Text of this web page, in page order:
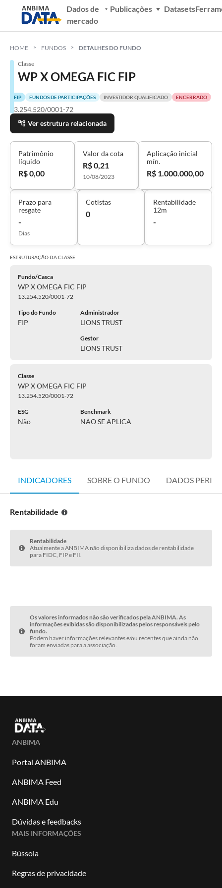
Dados de
mercado
Publicações Datasets
HOME FUNDOS DETALHES DO FUNDO
Classe
WP X OMEGA FIC FIP
FIP FUNDOS DE PARTICIPAÇÕES INVESTIDOR QUALIFICADO ENCERRADO
13.254.520/0001-72
Ver estrutura relacionada
Patrimônio
líquido
R$ 0,00
Valor da cota
R$ 0,21
10/08/2023
Aplicação inicial
mín.
R$ 1.000.000,00
Prazo para
resgate
-
Dias
Cotistas
0
Rentabilidade
12m
-
ESTRUTURAÇÃO DACLASSE
Fundo/Casca
WP X OMEGA FIC FIP
13.254.520/0001-72
Tipo do Fundo
FIP
Administrador
LIONS TRUST
Gestor
LIONS TRUST
Classe
WP X OMEGA FIC FIP
13.254.520/0001-72
ESG
Não
Benchmark
NÃO SE APLICA
INDICADORES SOBRE O FUNDO DADOS
Rentabilidade
Rentabilidade
Atualmente a ANBIMA não disponibiliza dados de rentabilidade
para FIDC, FIP e FII.
Os valores informados não são verificados pela ANBIMA. As
informações exibidas são disponibilizadas pelos responsáveis pelo
fundo.
Podem haver informações relevantes e/ou recentes que ainda não
foram enviadas para a associação.
ANBIMA
Portal ANBIMA
ANBIMA Feed
ANBIMA Edu
Dúvidas e feedbacks
MAIS INFORMAÇÕES
Bússola
Regras de privacidade